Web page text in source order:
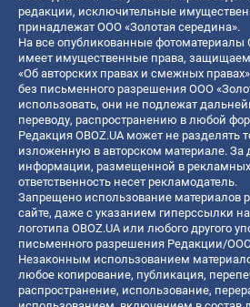
редакции, исключительные
принадлежат ООО «Золотая середина».
На все опубликованные фотоматериалы
имеет имущественные права,
«Об авторских правах и смежных
без письменного разрешения ООО
использовать, они не подлежат
переводу, распространению в любой
Редакция OBOZ.UA может не разделять
изложенную в авторском материале. За
информации, размещенной в рекламных
ответственность несет рекламодатель.
Запрещено использование материалов
сайте, даже с указанием гиперссылки на
логотипа OBOZ.UA или любого другого
письменного разрешения Редакции/
Незаконным использованием
любое копирование, публикация,
распространение, использование,